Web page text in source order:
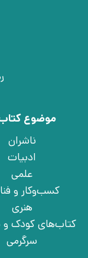
موضوع
ناشران
ادبیات
علمی
کسب‌وکار و
هنری
کتاب‌های کودک و
سرگرمی